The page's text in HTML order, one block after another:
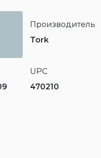
Производитель
Tork
UPC
470210